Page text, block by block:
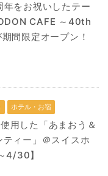
をお祝いしたテー
CAFE ～40th
間限定オープン！
ホテル・お宿
用した「あまおう＆
ィー」＠スイスホ
4/30】